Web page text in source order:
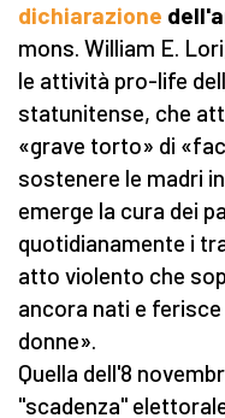
dichiarazione
mons. William E.
le attività pro-life
statunitense, che
«grave torto» di
sostenere le madri
emerge la cura dei
quotidianamente i
atto violento che
ancora nati e
donne».
Quella dell'8
"scadenza"